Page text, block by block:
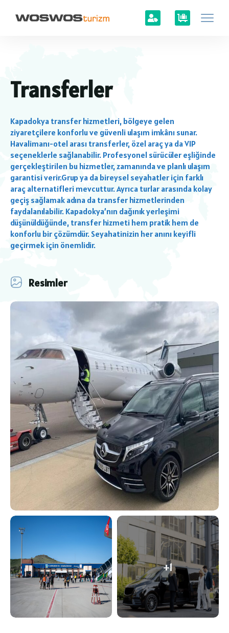
Transferler
Kapadokya transfer hizmetleri, bölgeye gelen
ziyaretçilere konforlu ve güvenli ulaşım imkânı sunar.
Havalimanı-otel arası transferler, özel araç ya da VIP
seçeneklerle sağlanabilir. Profesyonel sürücüler eşliğinde
gerçekleştirilen bu hizmetler, zamanında ve planlı ulaşım
garantisi verir.Grup ya da bireysel seyahatler için farklı
araç alternatifleri mevcuttur. Ayrıca turlar arasında kolay
geçiş sağlamak adına da transfer hizmetlerinden
faydalanılabilir. Kapadokya’nın dağınık yerleşimi
düşünüldüğünde, transfer hizmeti hem pratik hem de
konforlu bir çözümdür. Seyahatinizin her anını keyifli
geçirmek için önemlidir.
Resimler
+1